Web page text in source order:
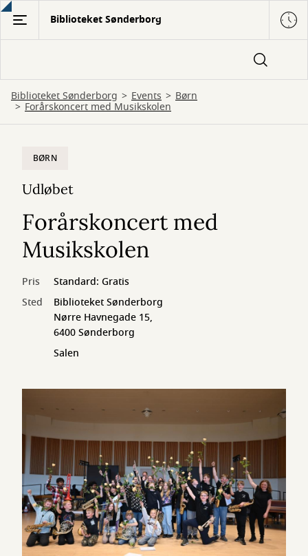
Gå
hovedindhold
Biblioteket Sønderborg
Biblioteket Sønderborg Events Børn
Forårskoncert med Musikskolen
BØRN
Udløbet
Forårskoncert med
Musikskolen
Pris
Standard: Gratis
Sted
Biblioteket Sønderborg
Nørre Havnegade 15,
6400 Sønderborg
Salen